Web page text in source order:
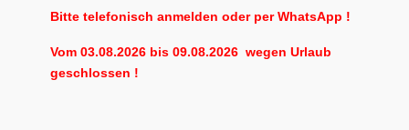
Bitte telefonisch anmelden oder per WhatsApp !
Vom 03.08.2026 bis 09.08.2026 wegen Urlaub
geschlossen !